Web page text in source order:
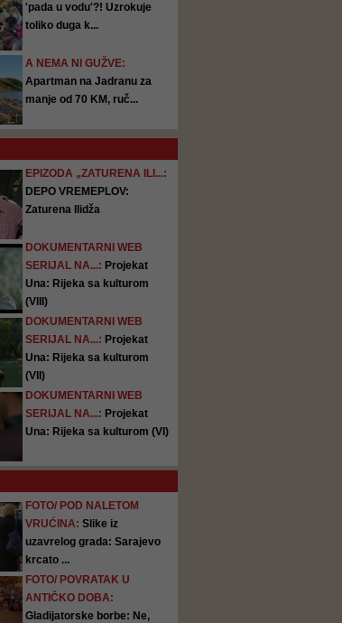
'pada u vodu'?! Uzrokuje
toliko duga k...
A NEMA NI GUŽVE:
Apartman na Jadranu za
manje od 70 KM, ruč...
EPIZODA „ZATURENA ILI...:
DEPO VREMEPLOV:
Zaturena Ilidža
DOKUMENTARNI WEB
SERIJAL NA...: Projekat
Una: Rijeka sa kulturom
(VIII)
DOKUMENTARNI WEB
SERIJAL NA...: Projekat
Una: Rijeka sa kulturom
(VII)
DOKUMENTARNI WEB
SERIJAL NA...: Projekat
Una: Rijeka sa kulturom (VI)
FOTO/ POD NALETOM
VRUĆINA: Slike iz
uzavrelog grada: Sarajevo
krcato ...
FOTO/ POVRATAK U
ANTIČKO DOBA:
Gladijatorske borbe: Ne,